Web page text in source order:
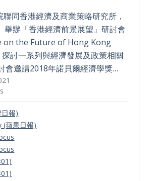
同香港經濟及商業策略研究所，
舉辦「香港經濟前景展望」研討會
on the Future of Hong Kong
討一系列與經濟發展及政策相關
會邀請2018年諾貝爾經濟學獎…
報)
(蘋果日報)